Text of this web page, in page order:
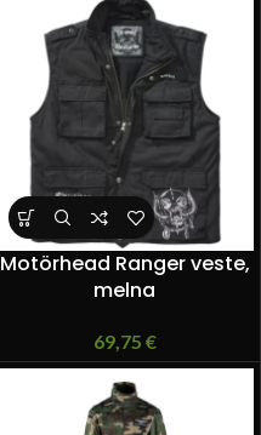
Motörhead Ranger veste,
melna
69,75 €